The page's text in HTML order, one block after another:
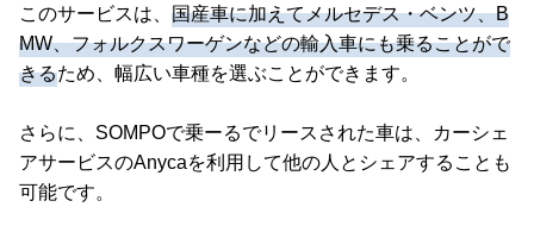
このサービスは、 国産車に加えてメルセデス・ベンツ、B
MW、フォルクスワーゲンなどの輸入車にも乗ることがで
きるため、幅広い車種を選ぶことができます。
さらに、SOMPOで乗ーるでリースされた車は、カーシェ
アサービスのAnycaを利用して他の人とシェアすることも
可能です。